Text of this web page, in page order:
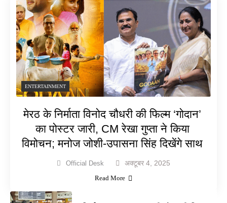
ENTERTAINMENT
मेरठ के निर्माता विनोद चौधरी की फिल्म ‘गोदान’
का पोस्टर जारी, CM रेखा गुप्ता ने किया
विमोचन; मनोज जोशी-उपासना सिंह दिखेंगे साथ
Official Desk अक्टूबर 4, 2025
Read More